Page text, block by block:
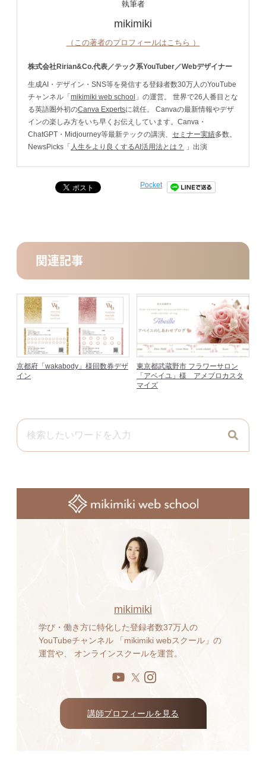
執筆者
mikimiki
（この著者のプロフィールはこちら ）
株式会社Ririan&Co.代表／テック系YouTuber／Webデザイナー
生成AI・デザイン・SNS等を発信する登録者数30万人のYouTube
チャンネル「 mikimiki web school 」の運営。 世界で26人番目とな
る英語圏外初のCanva Expertsに就任。 Canvaの最新情報やデザ
インの楽しみ方をいち早くお伝えしています。Canva・
ChatGPT・Midjourney等最新テックの講演、 セミナー実績多数。
NewsPicks「 人生をより良くするAI活用法とは？ 」出演
Pocket
関連記事
京都府「wakabody」様回数券デザ
イン
東京都武蔵野市 フラワーサロン
「アベイユ」様 アメブロカスタ
マイズ
mikimiki
学び・働き方に特化した登録者数37万人の
YouTubeチャンネル 「mikimiki webスクール」の
運営や、 オンラインスクールを運営。
講師プロフィールを見る